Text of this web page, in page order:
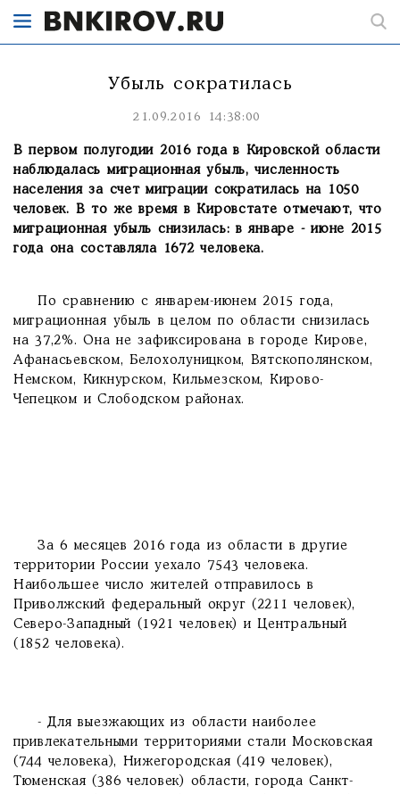
Убыль сократилась
21.09.2016 14:38:00
В первом полугодии 2016 года в Кировской области
наблюдалась миграционная убыль, численность
населения за счет миграции сократилась на 1050
человек. В то же время в Кировстате отмечают, что
миграционная убыль снизилась: в январе - июне 2015
года она составляла 1672 человека.
По сравнению с январем-июнем 2015 года,
миграционная убыль в целом по области снизилась
на 37,2%. Она не зафиксирована в городе Кирове,
Афанасьевском, Белохолуницком, Вятскополянском,
Немском, Кикнурском, Кильмезском, Кирово-
Чепецком и Слободском районах.
За 6 месяцев 2016 года из области в другие
территории России уехало 7543 человека.
Наибольшее число жителей отправилось в
Приволжский федеральный округ (2211 человек),
Северо-Западный (1921 человек) и Центральный
(1852 человека).
- Для выезжающих из области наиболее
привлекательными территориями стали Московская
(744 человека), Нижегородская (419 человек),
Тюменская (386 человек) области, города Санкт-